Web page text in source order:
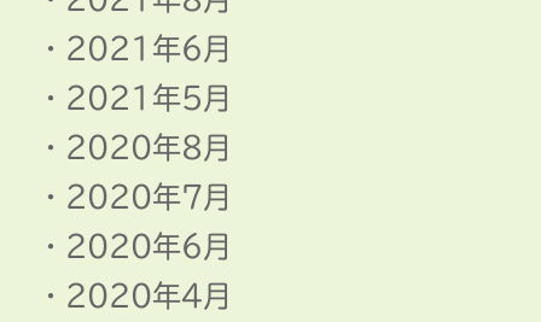
2021年6月
2021年5月
2020年8月
2020年7月
2020年6月
2020年4月